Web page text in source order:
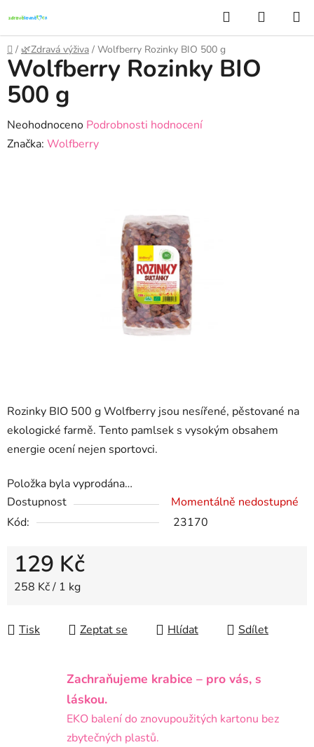
na
obsah
Hledat
KOŠÍK
Domů
/ 🌿Zdravá výživa / Wolfberry Rozinky BIO 500 g
Rozinky BIO 500 g Wolfberry jsou nesířené, pěstované na
ekologické farmě. Tento pamlsek s vysokým obsahem
energie ocení nejen sportovci.
Položka byla vyprodána…
Dostupnost
Momentálně nedostupné
Kód:
23170
129 Kč
Měrná cena:
258 Kč / 1 kg
Tisk Zeptat se Hlídat Sdílet
Wolfberry Rozinky BIO
500 g
Průměrné
hodnocení
Neohodnoceno Podrobnosti hodnocení
Značka: Wolfberry
Zachraňujeme krabice – pro vás, s
láskou.
EKO balení do znovupoužitých kartonu bez
zbytečných plastů.